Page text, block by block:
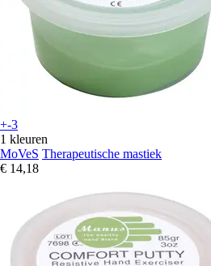
+-3
1 kleuren
MoVeS Therapeutische mastiek
€ 14,18